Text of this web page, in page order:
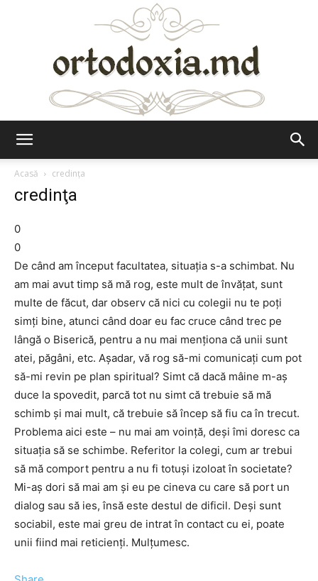
Acasă
credinţa
credinţa
0
0
De când am început facultatea, situaţia s-a schimbat. Nu
am mai avut timp să mă rog, este mult de învăţat, sunt
multe de făcut, dar observ că nici cu colegii nu te poţi
simţi bine, atunci când doar eu fac cruce când trec pe
lângă o Biserică, pentru a nu mai menţiona că unii sunt
atei, păgâni, etc. Aşadar, vă rog să-mi comunicaţi cum pot
să-mi revin pe plan spiritual? Simt că dacă mâine m-aş
duce la spovedit, parcă tot nu simt că trebuie să mă
schimb şi mai mult, că trebuie să încep să fiu ca în trecut.
Problema aici este – nu mai am voinţă, deşi îmi doresc ca
situaţia să se schimbe. Referitor la colegi, cum ar trebui
să mă comport pentru a nu fi totuşi izoloat în societate?
Mi-aş dori să mai am şi eu pe cineva cu care să port un
dialog sau să ies, însă este destul de dificil. Deşi sunt
sociabil, este mai greu de intrat în contact cu ei, poate
unii fiind mai reticienţi. Mulţumesc.